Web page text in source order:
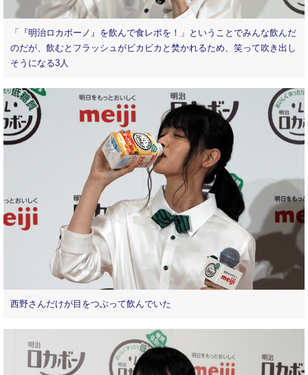
「『明治ロカボーノ』を飲んで食レポを！」ということでみんな飲んだ
のだが、飲むとフラッシュがビカビカと焚かれるため、笑って吹き出し
そうになる3人
西野さんだけが目をつぶって飲んでいた